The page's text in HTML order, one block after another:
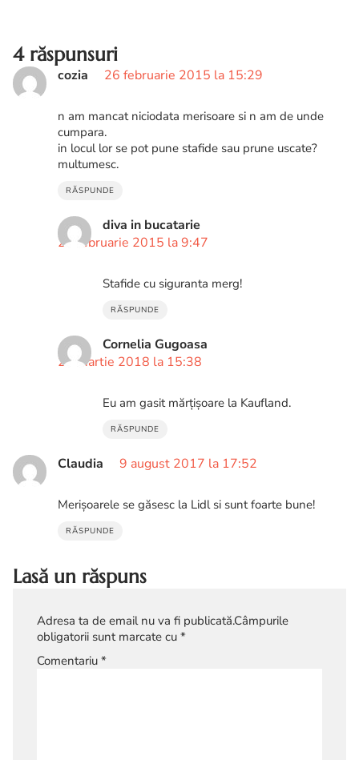
4 răspunsuri
cozia 26 februarie 2015 la 15:29
n am mancat niciodata merisoare si n am de unde
cumpara.
in locul lor se pot pune stafide sau prune uscate?
multumesc.
RĂSPUNDE
diva in bucatarie
27 februarie 2015 la 9:47
Stafide cu siguranta merg!
RĂSPUNDE
Cornelia Gugoasa
22 martie 2018 la 15:38
Eu am gasit mărțișoare la Kaufland.
RĂSPUNDE
Claudia 9 august 2017 la 17:52
Merișoarele se găsesc la Lidl si sunt foarte bune!
RĂSPUNDE
Lasă un răspuns
Adresa ta de email nu va fi publicată.Câmpurile
obligatorii sunt marcate cu *
Comentariu *